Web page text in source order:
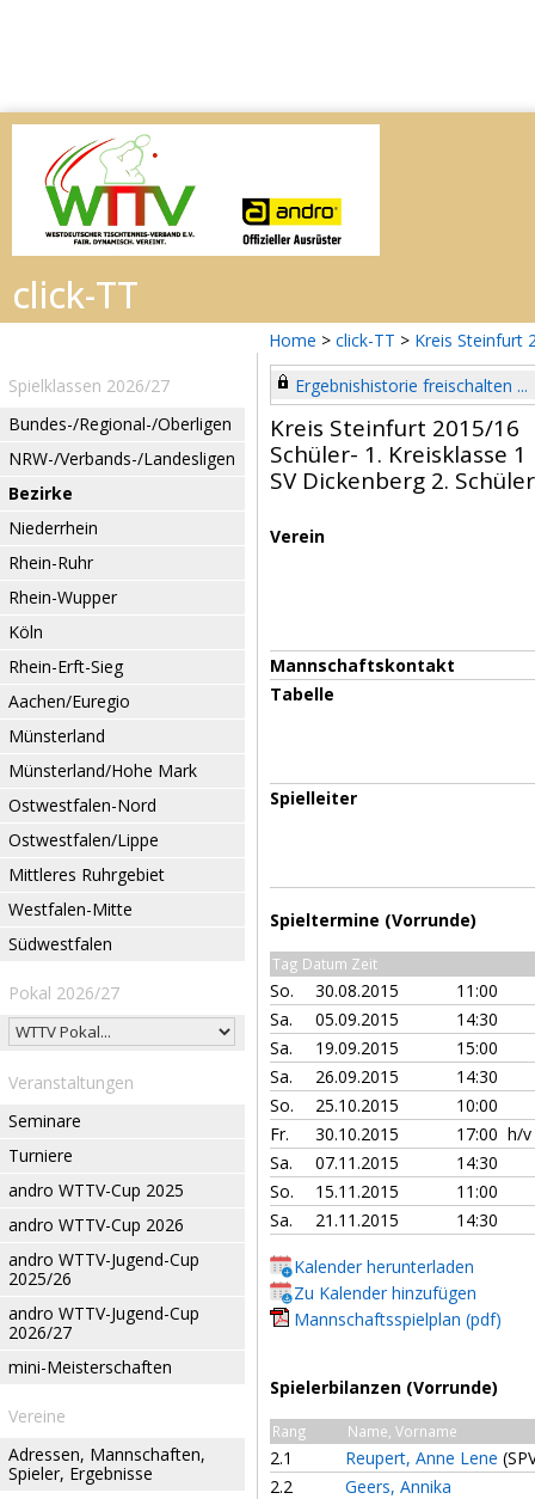
Home > click-TT > Kreis Steinfurt
Spielklassen 2026/27
Bundes-/Regional-/Oberligen
NRW-/Verbands-/Landesligen
Bezirke
Niederrhein
Rhein-Ruhr
Rhein-Wupper
Köln
Rhein-Erft-Sieg
Aachen/Euregio
Münsterland
Münsterland/Hohe Mark
Ostwestfalen-Nord
Ostwestfalen/Lippe
Mittleres Ruhrgebiet
Westfalen-Mitte
Südwestfalen
Pokal 2026/27
Veranstaltungen
Seminare
Turniere
andro WTTV-Cup 2025
andro WTTV-Cup 2026
andro WTTV-Jugend-Cup
2025/26
andro WTTV-Jugend-Cup
2026/27
mini-Meisterschaften
Vereine
Adressen, Mannschaften,
Spieler, Ergebnisse
Ergebnishistorie freischalten ...
Kreis Steinfurt 2015/16
Schüler- 1. Kreisklasse 1
SV Dickenberg 2.
Verein
Mannschaftskontakt
Tabelle
Spielleiter
Spieltermine (Vorrunde)
Tag Datum Zeit
So. 30.08.2015
11:00
Sa.
05.09.2015
14:30
Sa.
19.09.2015
15:00
Sa.
26.09.2015
14:30
So.
25.10.2015
10:00
Fr.
30.10.2015
17:00 h/
Sa.
07.11.2015
14:30
So.
15.11.2015
11:00
Sa.
21.11.2015 14:30
Kalender herunterladen
Zu Kalender hinzufügen
Mannschaftsspielplan (pdf)
Spielerbilanzen (Vorrunde)
Rang Name, Vorname
2.1 Reupert, Anne Lene
2.2
Geers, Annika